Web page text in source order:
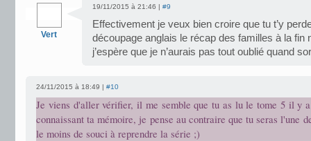
Vert
19/11/2015 à 21:46 | #9
Effectivement je veux bien croire que tu t’y
découpage anglais le récap des familles à la fin
j’espère que je n’aurais pas tout oublié quand
24/11/2015 à 18:49 | #10
Je viens d'aller vérifier, il me semble que tu as lu le tome 5 il y
connaissant ta mémoire, je pense au contraire que tu seras l'une
le moins de souci à reprendre la série ;)